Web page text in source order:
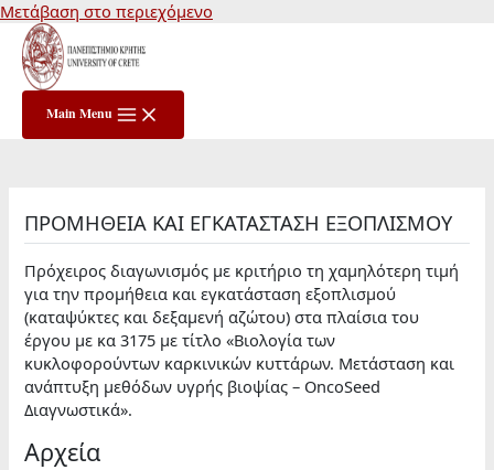
Μετάβαση στο περιεχόμενο
Main Menu
ΠΡΟΜΗΘΕΙΑ ΚΑΙ ΕΓΚΑΤΑΣΤΑΣΗ ΕΞΟΠΛΙΣΜΟΥ
Πρόχειρος διαγωνισμός με κριτήριο τη χαμηλότερη τιμή
για την προμήθεια και εγκατάσταση εξοπλισμού
(καταψύκτες και δεξαμενή αζώτου) στα πλαίσια του
έργου με κα 3175 με τίτλο «Βιολογία των
κυκλοφορούντων καρκινικών κυττάρων. Μετάσταση και
ανάπτυξη μεθόδων υγρής βιοψίας – OncoSeed
Διαγνωστικά».
Αρχεία